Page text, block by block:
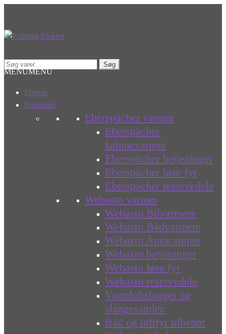
Spring
Spring
Søg
efter:
Søg
MENUMENU
Forside
Produkter
Eberspächer varmer
Eberspächer
kabinevarmer
Eberspächer betjeninger
Eberspächer løse fyr
Eberspächer reservedele
Webasto varmer
Webasto Bilvarmere
Webasto Bådvarmere
Webasto Autocamper
Webasto betjeninger
Webasto løse fyr
Webasto reservedele
Varmluftslanger og
slangesamler.
Båd og luftfyr tilbehør